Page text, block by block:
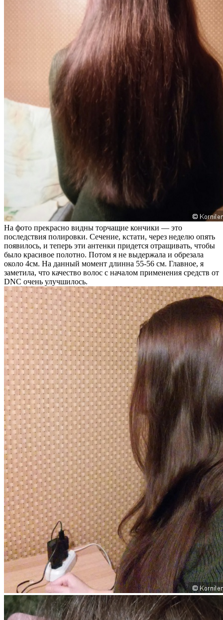
На фото прекрасно видны торчащие кончики — это
последствия полировки. Сечение, кстати, через неделю опять
появилось, и теперь эти антенки придется отращивать, чтобы
было красивое полотно. Потом я не выдержала и обрезала
около 4см. На данный момент длинна 55-56 см. Главное, я
заметила, что качество волос с началом применения средств от
DNC очень улучшилось.